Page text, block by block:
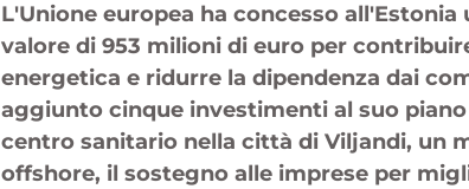
L'Unione europea ha concesso
valore di 953 milioni di euro per
energetica e ridurre la dipendenza dai
aggiunto cinque investimenti al suo
centro sanitario nella città di Viljandi, un
offshore, il sostegno alle imprese per